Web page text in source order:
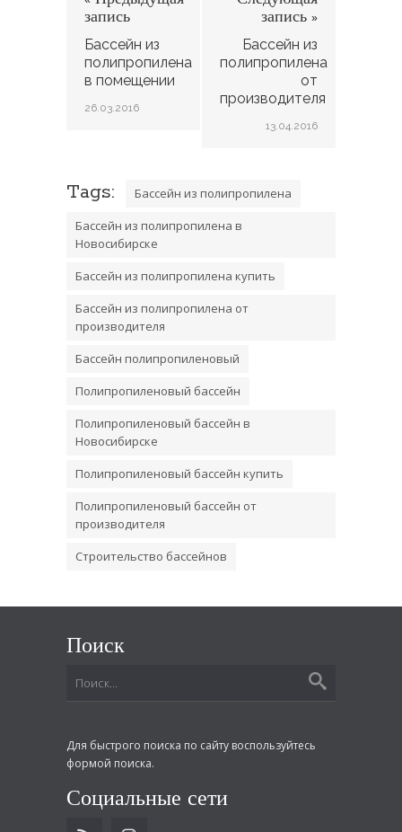
запись
Бассейн из
полипропилена
в помещении
26.03.2016
запись »
Бассейн из
полипропилена
от
производителя
13.04.2016
Tags:
Бассейн из полипропилена
Бассейн из полипропилена в
Новосибирске
Бассейн из полипропилена купить
Бассейн из полипропилена от
производителя
Бассейн полипропиленовый
Полипропиленовый бассейн
Полипропиленовый бассейн в
Новосибирске
Полипропиленовый бассейн купить
Полипропиленовый бассейн от
производителя
Строительство бассейнов
Поиск
Для быстрого поиска по сайту воспользуйтесь
формой поиска.
Социальные сети